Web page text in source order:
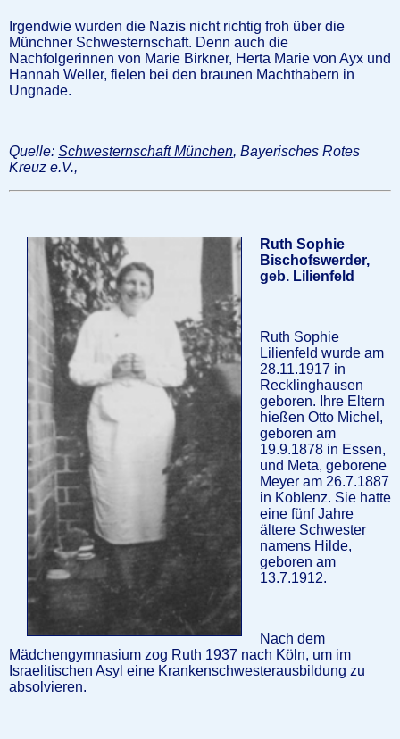
Irgendwie wurden die Nazis nicht richtig froh über die
Münchner Schwesternschaft. Denn auch die
Nachfolgerinnen von Marie Birkner, Herta Marie von Ayx und
Hannah Weller, fielen bei den braunen Machthabern in
Ungnade.
Quelle: Schwesternschaft München, Bayerisches Rotes
Kreuz e.V.,
Ruth Sophie
Bischofswerder,
geb. Lilienfeld
Ruth Sophie
Lilienfeld wurde am
28.11.1917 in
Recklinghausen
geboren. Ihre Eltern
hießen Otto Michel,
geboren am
19.9.1878 in Essen,
und Meta, geborene
Meyer am 26.7.1887
in Koblenz. Sie hatte
eine fünf Jahre
ältere Schwester
namens Hilde,
geboren am
13.7.1912.
Nach dem
Mädchengymnasium zog Ruth 1937 nach Köln, um im
Israelitischen Asyl eine Krankenschwesterausbildung zu
absolvieren.